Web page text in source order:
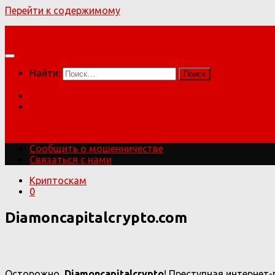
Перейти к содержимому
Найти:
Сообщить о мошенничестве
Связаться с нами
Криптоскам
0
Diamoncapitalcrypto.com